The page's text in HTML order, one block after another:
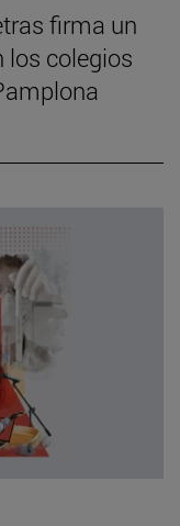
firma un
los colegios